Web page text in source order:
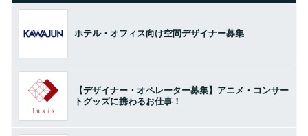
ホテル・オフィス向け空間デザイナー募集
【デザイナー・オペレーター募集】アニメ・コンサー
トグッズに携わるお仕事！